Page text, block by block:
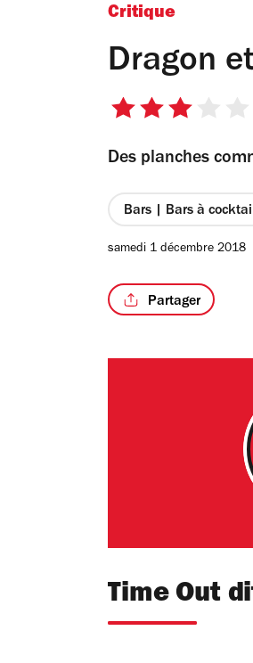
Critique
Dragon
3
5
Des planches
Bars | Bars à
samedi 1 décembre 2018
Partager
Time Out